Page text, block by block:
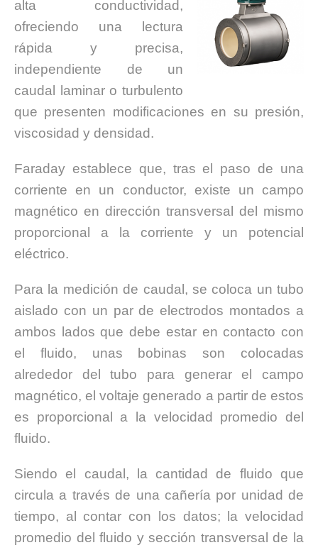
alta conductividad,
ofreciendo una lectura
rápida y precisa,
independiente de un
caudal laminar o turbulento
que presenten modificaciones en su presión,
viscosidad y densidad.
Faraday establece que, tras el paso de una
corriente en un conductor, existe un campo
magnético en dirección transversal del mismo
proporcional a la corriente y un potencial
eléctrico.
Para la medición de caudal, se coloca un tubo
aislado con un par de electrodos montados a
ambos lados que debe estar en contacto con
el fluido, unas bobinas son colocadas
alrededor del tubo para generar el campo
magnético, el voltaje generado a partir de estos
es proporcional a la velocidad promedio del
fluido.
Siendo el caudal, la cantidad de fluido que
circula a través de una cañería por unidad de
tiempo, al contar con los datos; la velocidad
promedio del fluido y sección transversal de la